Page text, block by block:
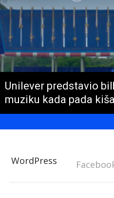
Unilever predstavio
muziku kada pada kiša
WordPress